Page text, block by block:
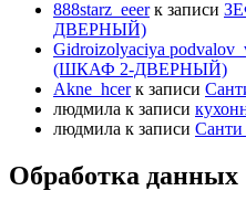
888starz_eeerк записи
ДВЕРНЫЙ)
Gidroizolyaciya
(ШКАФ 2-ДВЕРНЫЙ)
Akne_hcerк записи
людмила к записи
людмила к записи
Обработка данных